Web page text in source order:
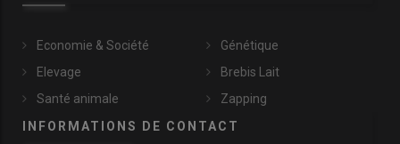
utilisé à pleine capacité qu’au moment des agnelages. © D.
Mais il veut aller plus loin en réalisant lui-même ses
Quand on réalise des coprologies, on sait si les strongles sont
présents, mais pas la quantité d’œufs.
Economie & Société
Elevage
Santé animale
Génétique
Brebis Lait
Zapping
INFORMATIONS DE CONTACT